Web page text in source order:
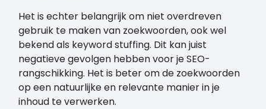
Het is echter belangrijk om niet overdreven
gebruik te maken van zoekwoorden, ook wel
bekend als keyword stuffing. Dit kan juist
negatieve gevolgen hebben voor je SEO-
rangschikking. Het is beter om de zoekwoorden
op een natuurlijke en relevante manier in je
inhoud te verwerken.